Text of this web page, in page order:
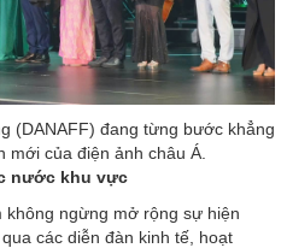
(DANAFF) đang từng bước khẳng
mới của điện ảnh châu Á.
nước khu vực
không ngừng mở rộng sự hiện
các diễn đàn kinh tế, hoạt